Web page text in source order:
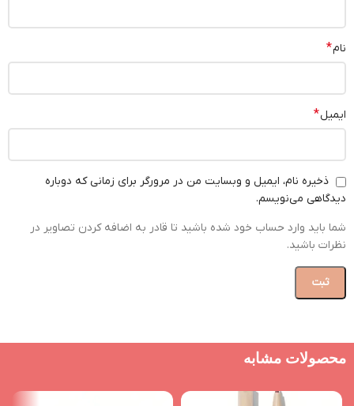
نام*
ایمیل*
ذخیره نام، ایمیل و وبسایت من در مرورگر برای زمانی که دوباره
دیدگاهی می‌نویسم.
شما باید وارد حساب خود شده باشید تا قادر به اضافه کردن تصاویر در
نظرات باشید.
محصولات مشابه